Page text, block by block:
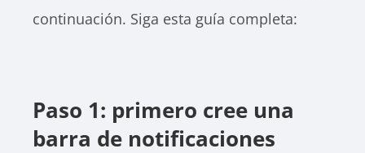
continuación. Siga esta guía completa:
Paso 1: primero cree una
barra de notificaciones